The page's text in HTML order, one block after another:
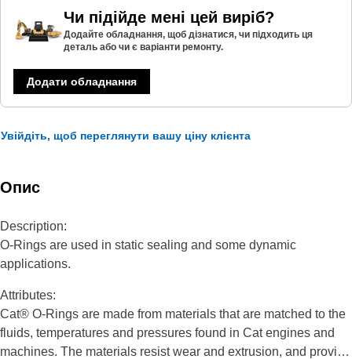
Чи підійде мені цей виріб?
Додайте обладнання, щоб дізнатися, чи підходить ця
деталь або чи є варіанти ремонту.
Додати обладнання
Увійдіть, щоб переглянути вашу ціну клієнта
Опис
Description:
O-Rings are used in static sealing and some dynamic
applications.
Attributes:
Cat® O-Rings are made from materials that are matched to the
fluids, temperatures and pressures found in Cat engines and
machines. The materials resist wear and extrusion, and provide